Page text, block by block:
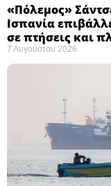
«Πόλεμος»
Ισπανία
σε πτήσεις και
7 Αυγούστου 2026